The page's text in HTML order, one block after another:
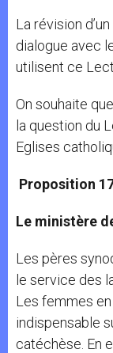
La révision
dialogue avec
utilisent ce
On souhaite
la question du
Eglises
Proposition
Le ministère
Les pères
le service des
Les femmes
indispensable
catéchèse. En